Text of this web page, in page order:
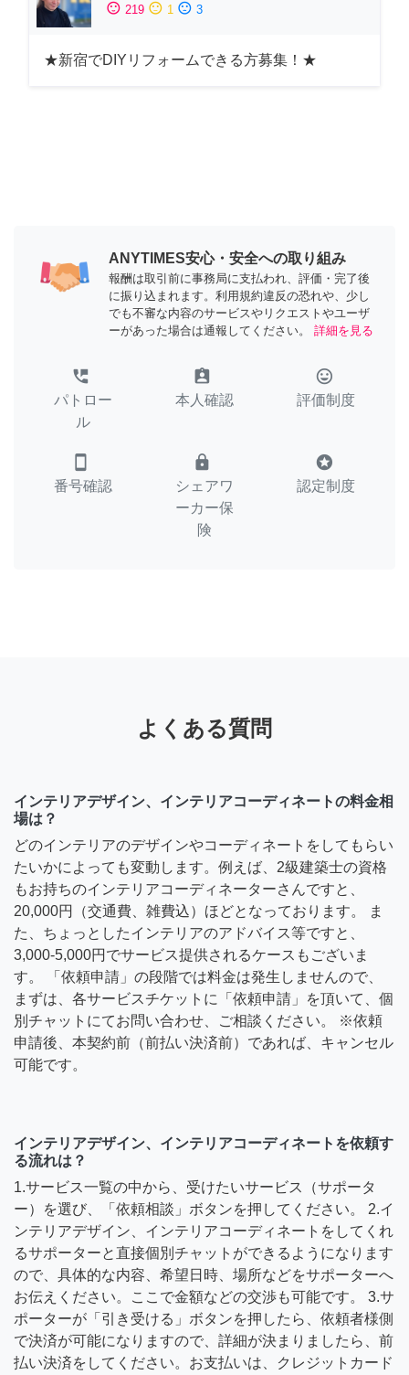
sentiment_satisfied 219 sentiment_neutral 1 sentiment_dissatisfied 3
★新宿でDIYリフォームできる方募集！★
ANYTIMES安心・安全への取り組み
報酬は取引前に事務局に支払われ、評価・完了後
に振り込まれます。利用規約違反の恐れや、少し
でも不審な内容のサービスやリクエストやユーザ
ーがあった場合は通報してください。
詳細を見る
perm_phone_msg
パトロー
ル
assignment_ind
本人確認
tag_faces
評価制度
smartphone
番号確認
lock
シェアワ
ーカー保
険
stars
認定制度
よくある質問
インテリアデザイン、インテリアコーディネートの料金相
場は？
どのインテリアのデザインやコーディネートをしてもらい
たいかによっても変動します。例えば、2級建築士の資格
もお持ちのインテリアコーディネーターさんですと、
20,000円（交通費、雑費込）ほどとなっております。 ま
た、ちょっとしたインテリアのアドバイス等ですと、
3,000-5,000円でサービス提供されるケースもございま
す。 「依頼申請」の段階では料金は発生しませんので、
まずは、各サービスチケットに「依頼申請」を頂いて、個
別チャットにてお問い合わせ、ご相談ください。 ※依頼
申請後、本契約前（前払い決済前）であれば、キャンセル
可能です。
インテリアデザイン、インテリアコーディネートを依頼す
る流れは？
1.サービス一覧の中から、受けたいサービス（サポータ
ー）を選び、「依頼相談」ボタンを押してください。 2.イ
ンテリアデザイン、インテリアコーディネートをしてくれ
るサポーターと直接個別チャットができるようになります
ので、具体的な内容、希望日時、場所などをサポーターへ
お伝えください。ここで金額などの交渉も可能です。 3.サ
ポーターが「引き受ける」ボタンを押したら、依頼者様側
で決済が可能になりますので、詳細が決まりましたら、前
払い決済をしてください。お支払いは、クレジットカード